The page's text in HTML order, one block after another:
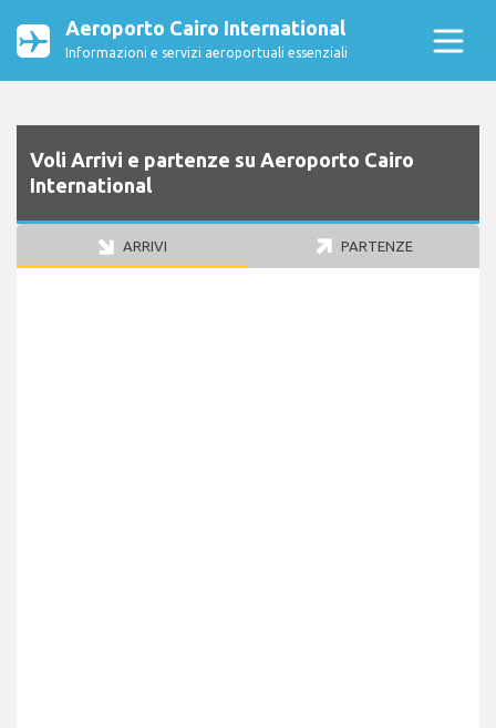
Aeroporto Cairo International
Informazioni e servizi aeroportuali essenziali
Voli Arrivi e partenze su Aeroporto Cairo
International
ARRIVI PARTENZE